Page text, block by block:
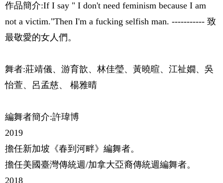
作品簡介:If I say " I don't need feminism because I am
not a victim."Then I'm a fucking selfish man. ----------- 致
最敬愛的女人們。
舞者:莊靖儀、游育歆、林佳瑩、黃曉暄、江祉嫺、吳
怡萱、呂孟慈、 楊雅晴
編舞者簡介:許瑋博
2019
擔任新加坡《春到河畔》編舞者。
擔任美國臺灣傳統週/加拿大亞裔傳統週編舞者。
2018